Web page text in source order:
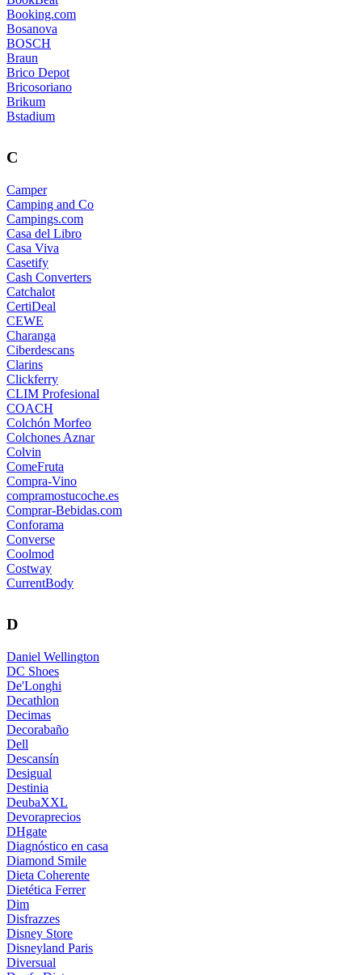
Booking.com
Bosanova
BOSCH
Braun
Brico Depot
Bricosoriano
Brikum
Bstadium
C
Camper
Camping and Co
Campings.com
Casa del Libro
Casa Viva
Casetify
Cash Converters
Catchalot
CertiDeal
CEWE
Charanga
Ciberdescans
Clarins
Clickferry
CLIM Profesional
COACH
Colchón Morfeo
Colchones Aznar
Colvin
ComeFruta
Compra-Vino
compramostucoche.es
Comprar-Bebidas.com
Conforama
Converse
Coolmod
Costway
CurrentBody
D
Daniel Wellington
DC Shoes
De'Longhi
Decathlon
Decimas
Decorabaño
Dell
Descansín
Desigual
Destinia
DeubaXXL
Devoraprecios
DHgate
Diagnóstico en casa
Diamond Smile
Dieta Coherente
Dietética Ferrer
Dim
Disfrazzes
Disney Store
Disneyland Paris
Diversual